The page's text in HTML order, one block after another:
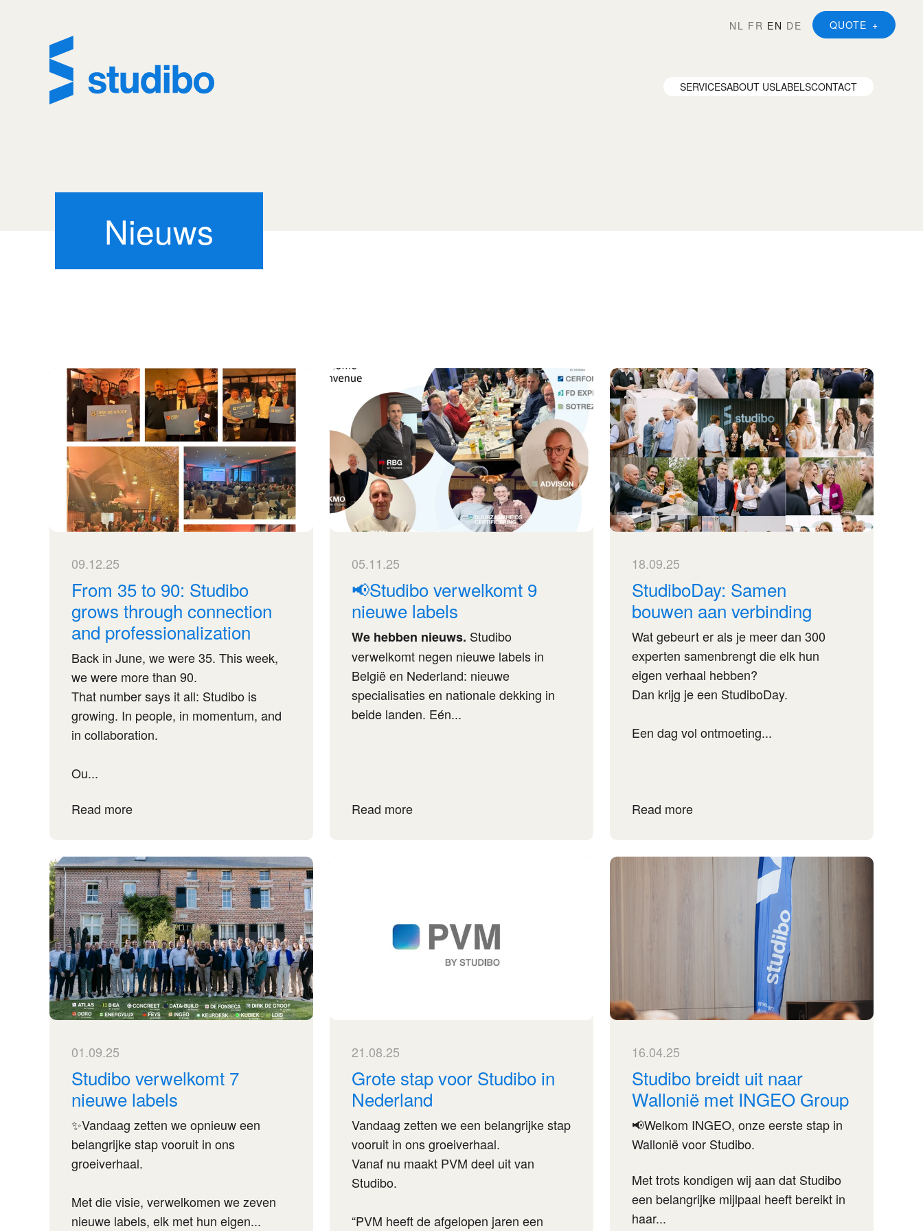
SERVICESABOUT USLABELSCONTACT
NL FR EN DE QUOTE
Nieuws
09.12.25
From 35 to 90: Studibo
grows through connection
and professionalization
Back in June, we were 35. This week,
we were more than 90.
That number says it all: Studibo is
growing. In people, in momentum, and
in collaboration.
Ou...
Read more
05.11.25
📢Studibo verwelkomt 9
nieuwe labels
We hebben nieuws. Studibo
verwelkomt negen nieuwe labels in
België en Nederland: nieuwe
specialisaties en nationale dekking in
beide landen. Eén...
Read more
18.09.25
StudiboDay: Samen
bouwen aan verbinding
Wat gebeurt er als je meer dan 300
experten samenbrengt die elk hun
eigen verhaal hebben?
Dan krijg je een StudiboDay.
Een dag vol ontmoeting...
Read more
01.09.25
Studibo verwelkomt 7
nieuwe labels
✨Vandaag zetten we opnieuw een
belangrijke stap vooruit in ons
groeiverhaal.
Met die visie, verwelkomen we zeven
nieuwe labels, elk met hun eigen...
21.08.25
Grote stap voor Studibo in
Nederland
Vandaag zetten we een belangrijke stap
vooruit in ons groeiverhaal.
Vanaf nu maakt PVM deel uit van
Studibo.
“PVM heeft de afgelopen jaren een
16.04.25
Studibo breidt uit naar
Wallonië met INGEO Group
📢Welkom INGEO, onze eerste stap in
Wallonië voor Studibo.
Met trots kondigen wij aan dat Studibo
een belangrijke mijlpaal heeft bereikt in
haar...